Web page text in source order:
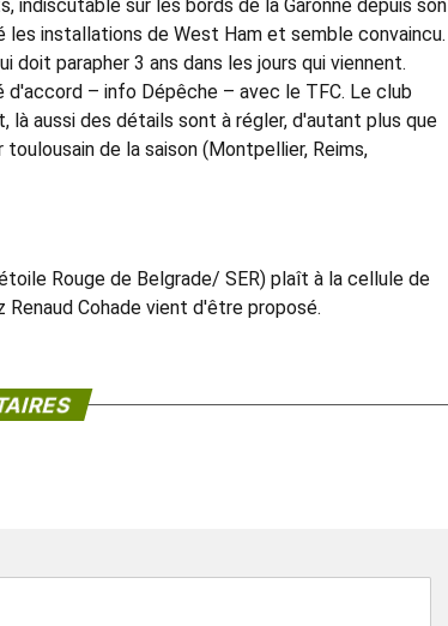
indiscutable sur les bords de la Garonne depuis son
les installations de West Ham et semble convaincu.
parapher 3 ans dans les jours qui viennent.
– info Dépêche – avec le TFC. Le club
là aussi des détails sont à régler, d'autant plus que
de la saison (Montpellier, Reims,
Rouge de Belgrade/ SER) plaît à la cellule de
Cohade vient d'être proposé.